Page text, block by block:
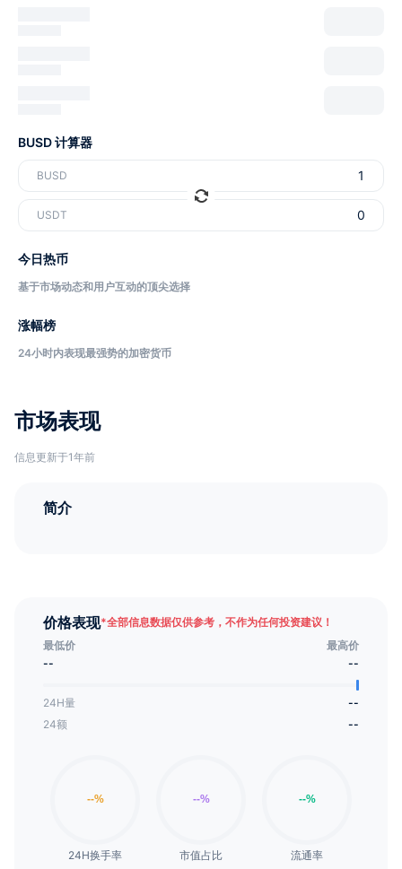
市场表现
信息更新于1年前
简介
价格表现*全部信息数据仅供参考，不作为任何投资建议！
最低价
最高价
--
--
24H量
--
24额
--
24H换手率 市值占比 流通率
BUSD 计算器
BUSD
USDT
今日热币
基于市场动态和用户互动的顶尖选择
涨幅榜
24小时内表现最强势的加密货币